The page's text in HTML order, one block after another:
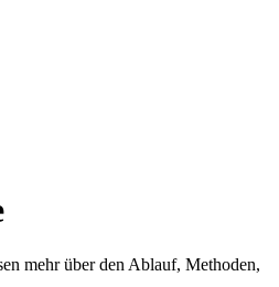
mehr über den Ablauf, Methoden,